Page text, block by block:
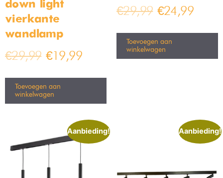
down light –
vierkante
wandlamp
€29,99 €19,99
Toevoegen aan
winkelwagen
€29,99 €24,99
Toevoegen aan
winkelwagen
Aanbieding! Aanbieding!